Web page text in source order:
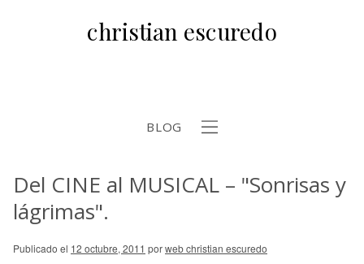
christian escuredo
BLOG
Del CINE al MUSICAL – "Sonrisas y
lágrimas".
Publicado el 12 octubre, 2011 porweb christian escuredo